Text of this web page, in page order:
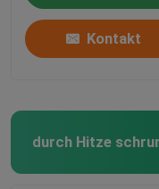
Kontakt
durch Hitze